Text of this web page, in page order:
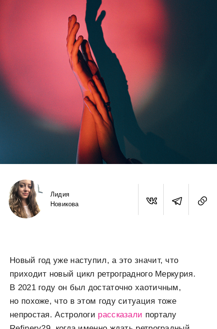
Лидия
Новикова
Новый год уже наступил, а это значит, что
приходит новый цикл ретроградного Меркурия.
В 2021 году он был достаточно хаотичным,
но похоже, что в этом году ситуация тоже
непростая. Астрологи рассказали порталу